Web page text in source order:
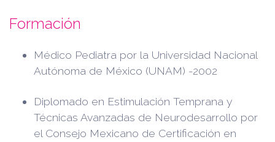
Formación
Médico Pediatra por la Universidad Nacional
Autónoma de México (UNAM) -2002
Diplomado en Estimulación Temprana y
Técnicas Avanzadas de Neurodesarrollo por
el Consejo Mexicano de Certificación en